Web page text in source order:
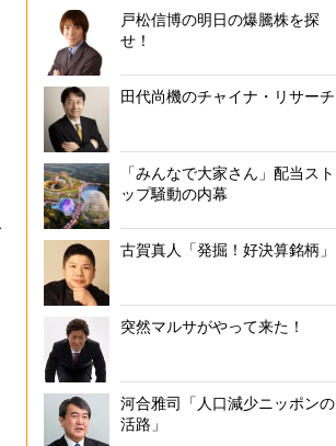
戸松信博の明日の爆騰株を探
せ！
田代尚機のチャイナ・リサーチ
「みんなで大家さん」配当スト
ップ騒動の内幕
古賀真人「発掘！好決算銘柄」
突然マルサがやって来た！
河合雅司「人口減少ニッポンの
活路」